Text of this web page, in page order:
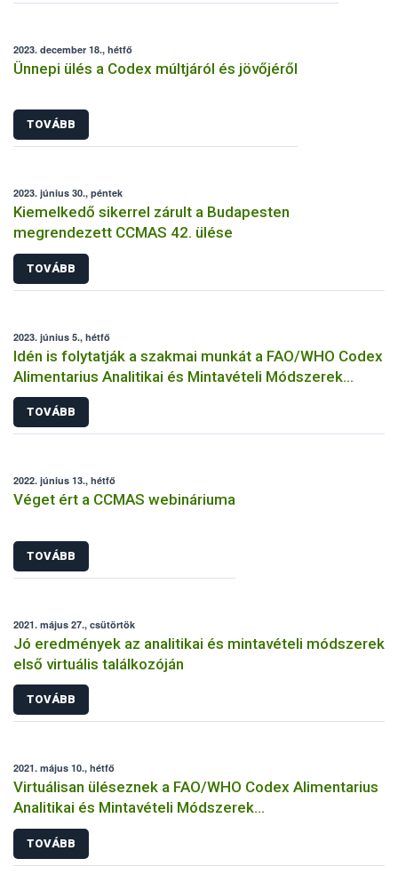
2023. december 18., hétfő
Ünnepi ülés a Codex múltjáról és jövőjéről
TOVÁBB
2023. június 30., péntek
Kiemelkedő sikerrel zárult a Budapesten
megrendezett CCMAS 42. ülése
TOVÁBB
2023. június 5., hétfő
Idén is folytatják a szakmai munkát a FAO/WHO Codex
Alimentarius Analitikai és Mintavételi Módszerek
Szakbizottságának budapesti ülésén
TOVÁBB
2022. június 13., hétfő
Véget ért a CCMAS webináriuma
TOVÁBB
2021. május 27., csütörtök
Jó eredmények az analitikai és mintavételi módszerek
első virtuális találkozóján
TOVÁBB
2021. május 10., hétfő
Virtuálisan üléseznek a FAO/WHO Codex Alimentarius
Analitikai és Mintavételi Módszerek
Szakbizottságának tagjai
TOVÁBB